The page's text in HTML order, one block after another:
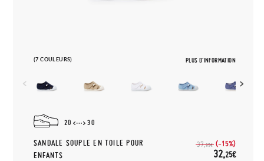
(7 COULEURS) PLUS D'INFORMATION
20 30
SANDALE SOUPLE EN TOILE POUR
ENFANTS
37,95€ (-15%)
32,25€